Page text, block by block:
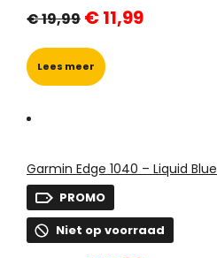
€19,99 prijs
€ 19,99.
€11,99prijs
Lees meer
Garmin Edge 1040 – Liquid Blue
PROMO
Niet op voorraad